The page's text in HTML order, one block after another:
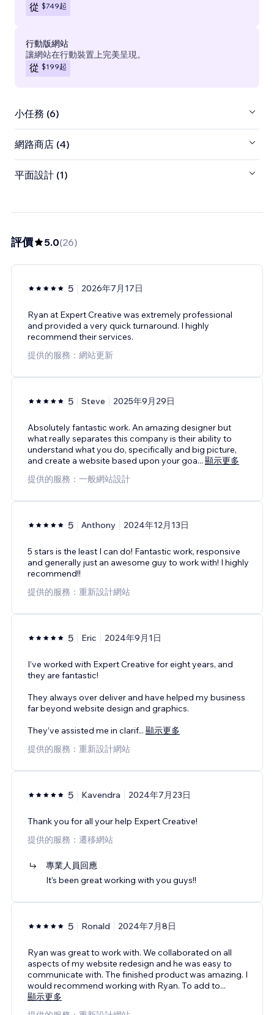
從 $749起
行動版網站
讓網站在行動裝置上完美呈現。
從 $199起
小任務 (6)
網路商店 (4)
平面設計 (1)
評價 5.0(26)
5 2026年7月17日
Ryan at Expert Creative was extremely professional
and provided a very quick turnaround. I highly
recommend their services.
提供的服務：網站更新
5 Steve 2025年9月29日
Absolutely fantastic work. An amazing designer but
what really separates this company is their ability to
understand what you do, specifically and big picture,
and create a website based upon your goa... 顯示更多
提供的服務：一般網站設計
5 Anthony 2024年12月13日
5 stars is the least I can do! Fantastic work, responsive
and generally just an awesome guy to work with! I highly
recommend!!
提供的服務：重新設計網站
5 Eric 2024年9月1日
I’ve worked with Expert Creative for eight years, and
they are fantastic!
They always over deliver and have helped my business
far beyond website design and graphics.
They’ve assisted me in clarif... 顯示更多
提供的服務：重新設計網站
5 Kavendra 2024年7月23日
Thank you for all your help Expert Creative!
提供的服務：遷移網站
專業人員回應
It's been great working with you guys!!
5 Ronald 2024年7月8日
Ryan was great to work with. We collaborated on all
aspects of my website redesign and he was easy to
communicate with. The finished product was amazing. I
would recommend working with Ryan. To add to...
顯示更多